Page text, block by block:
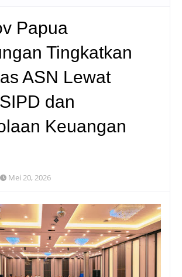
Papua
Tingkatkan
ASN Lewat
dan
Keuangan
Mei 20, 2026